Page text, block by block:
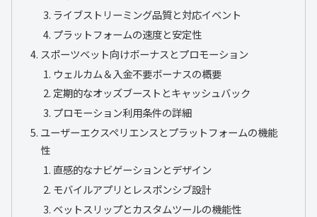
ライブストリーミング品質と対応イベント
プラットフォームの速度と安定性
スポーツベット向けボーナスとプロモーション
ウェルカム＆入金不要ボーナスの概要
定期的なオッズブーストとキャッシュバック
プロモーション利用条件の詳細
ユーザーエクスペリエンスとプラットフォームの機能
性
直感的なナビゲーションとデザイン
モバイルアプリとレスポンシブ設計
ベットスリップとカスタムツールの機能性